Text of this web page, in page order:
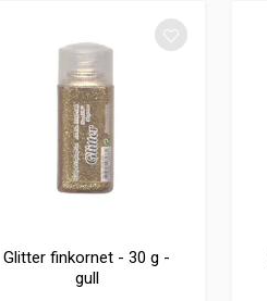
Glitter finkornet - 30 g -
gull